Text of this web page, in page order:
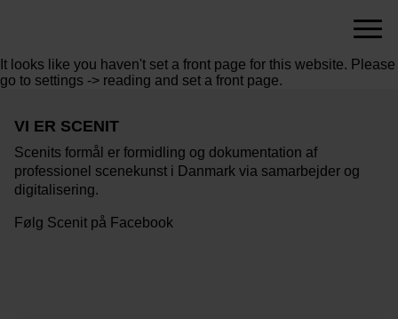
Menu
It looks like you haven't set a front page for this website. Please
go to settings -> reading and set a front page.
VI ER SCENIT
Scenits formål er formidling og dokumentation af
professionel scenekunst i Danmark via samarbejder og
digitalisering.
Følg Scenit på Facebook